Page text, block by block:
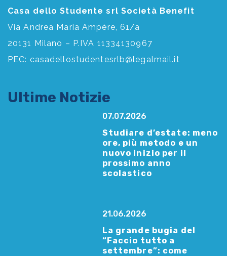
Casa dello Studente srl Società Benefit
Via Andrea Maria Ampère, 61/a
20131 Milano – P.IVA 11334130967
PEC: casadellostudentesrlb@legalmail.it
Ultime Notizie
07.07.2026
Studiare d’estate: meno
ore, più metodo e un
nuovo inizio per il
prossimo anno
scolastico
21.06.2026
La grande bugia del
“Faccio tutto a
settembre”: come